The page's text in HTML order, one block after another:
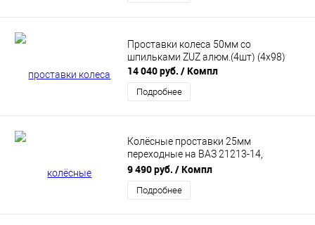
Проставки колеса 50мм со
шпильками ZUZ алюм.(4шт) (4х98)
14 040 руб. / Компл
Подробнее
Колёсные проставки 25мм
переходные на ВАЗ 21213-14,
ВАЗ-2123 (4шт, цент.отв с 98,5 на
66.6мм, 5х139,7 на 5х112) Д16Т
9 490 руб. / Компл
Подробнее